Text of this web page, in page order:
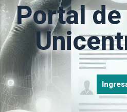
Portal